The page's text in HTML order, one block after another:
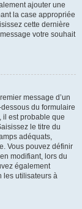
ajouter une
la case appropriée
cette dernière
votre souhait
message d’un
du formulaire
il est probable que
le titre du
adéquats,
Vous pouvez définir
modifiant, lors du
également
les utilisateurs à